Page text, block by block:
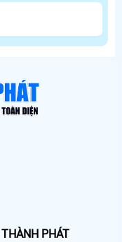
PHÁT